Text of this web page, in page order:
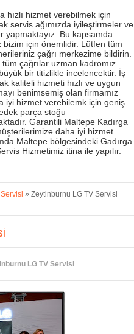
hızlı hizmet verebilmek için
servis ağımızda iyileştirmeler ve
yapmaktayız. Bu kapsamda
bizim için önemlidir. Lütfen tüm
çağrı merkezime bildirin.
çağrılar uzman kadromız
bir titizlikle incelencektir. İş
kaliteli hizmeti hızlı ve uygun
benimsemiş olan firmamız
iyi hizmet verebilemk için geniş
parça stoğu
Garantili Maltepe Kadırga
daha iyi hizmet
Maltepe bölgesindeki Gadırga
Hizmetimiz itina ile yapılır.
» Zeytinburnu LG TV Servisi
LG TV Servisi